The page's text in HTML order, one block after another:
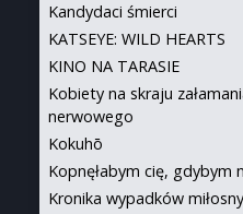
Kandydaci śmierci
KATSEYE: WILD HEARTS
KINO NA TARASIE
Kobiety na skraju
nerwowego
Kokuhō
Kopnęłabym cię, gdybym
Kronika wypadków